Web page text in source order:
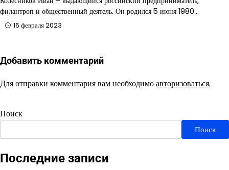
филантроп и общественный деятель. Он родился 5 июня 1980…
16 февраля 2023
Добавить комментарий
Для отправки комментария вам необходимоавторизоваться.
Поиск
Поиск
Последние записи